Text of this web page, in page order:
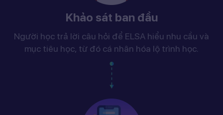
Khảo sát ban đầu
Người học trả lời câu hỏi để ELSA hiểu nhu cầu và
mục tiêu học, từ đó cá nhân hóa lộ trình học.